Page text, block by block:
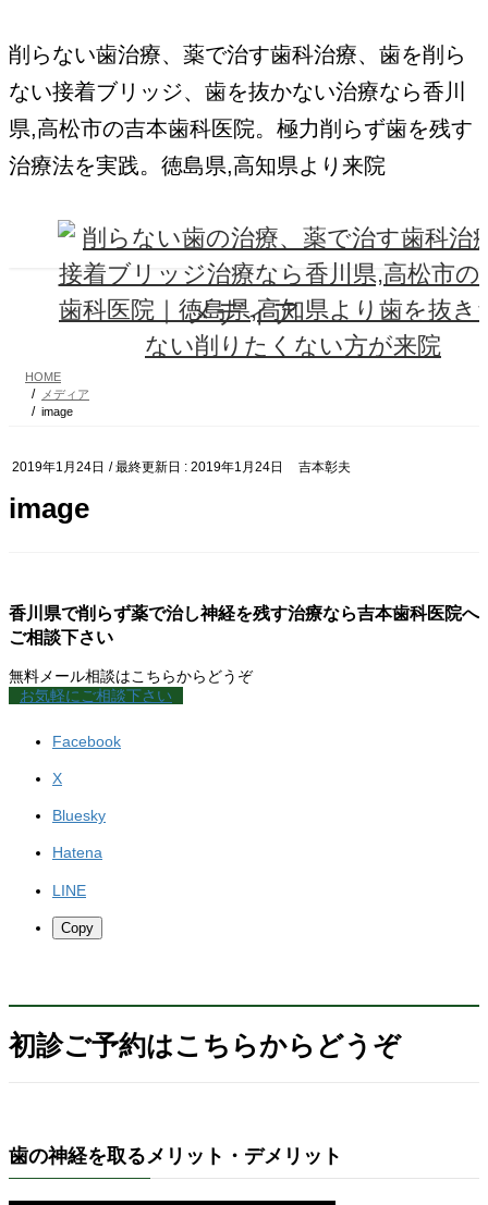
テ
ツ
移
動
ゲ
シ
ン
に
移
削らない歯治療、薬で治す歯科治療、歯を削ら
ない接着ブリッジ、歯を抜かない治療なら香川
県,高松市の吉本歯科医院。極力削らず歯を残す
治療法を実践。徳島県,高知県より来院
メディア
HOME
メディア
image
2019年1月24日 / 最終更新日 : 2019年1月24日 吉本彰夫
image
香川県で削らず薬で治し神経を残す治療なら吉本歯科医院へ
ご相談下さい
無料メール相談はこちらからどうぞ
お気軽にご相談下さい
Facebook
X
Bluesky
Hatena
LINE
Copy
初診ご予約はこちらからどうぞ
歯の神経を取るメリット・デメリット